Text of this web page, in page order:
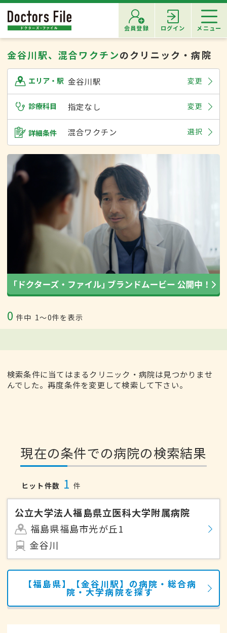
会員登録 ログイン メニュー
金谷川駅、混合ワクチンのクリニック・病院
エリア・駅 金谷川駅 変更
診療科目 指定なし 変更
詳細条件 混合ワクチン 選択
0 件中 1〜0件を表示
検索条件に当てはまるクリニック・病院は見つかりませ
んでした。再度条件を変更して検索して下さい。
現在の条件での病院の検索結果
ヒット件数 1 件
公立大学法人福島県立医科大学附属病院
福島県福島市光が丘1
金谷川
【福島県】【金谷川駅】の病院・総合病
院・大学病院を探す